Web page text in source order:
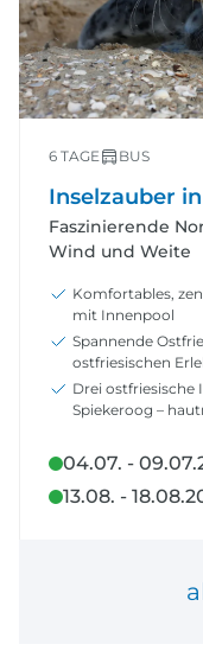
6 TAGE BUS
Inselzauber
Faszinierende
Wind und Weite
Komfortables,
mit Innenpool
Spannende
ostfriesischen
Drei ostfriesische
Spiekeroog –
04.07. -
13.08. -